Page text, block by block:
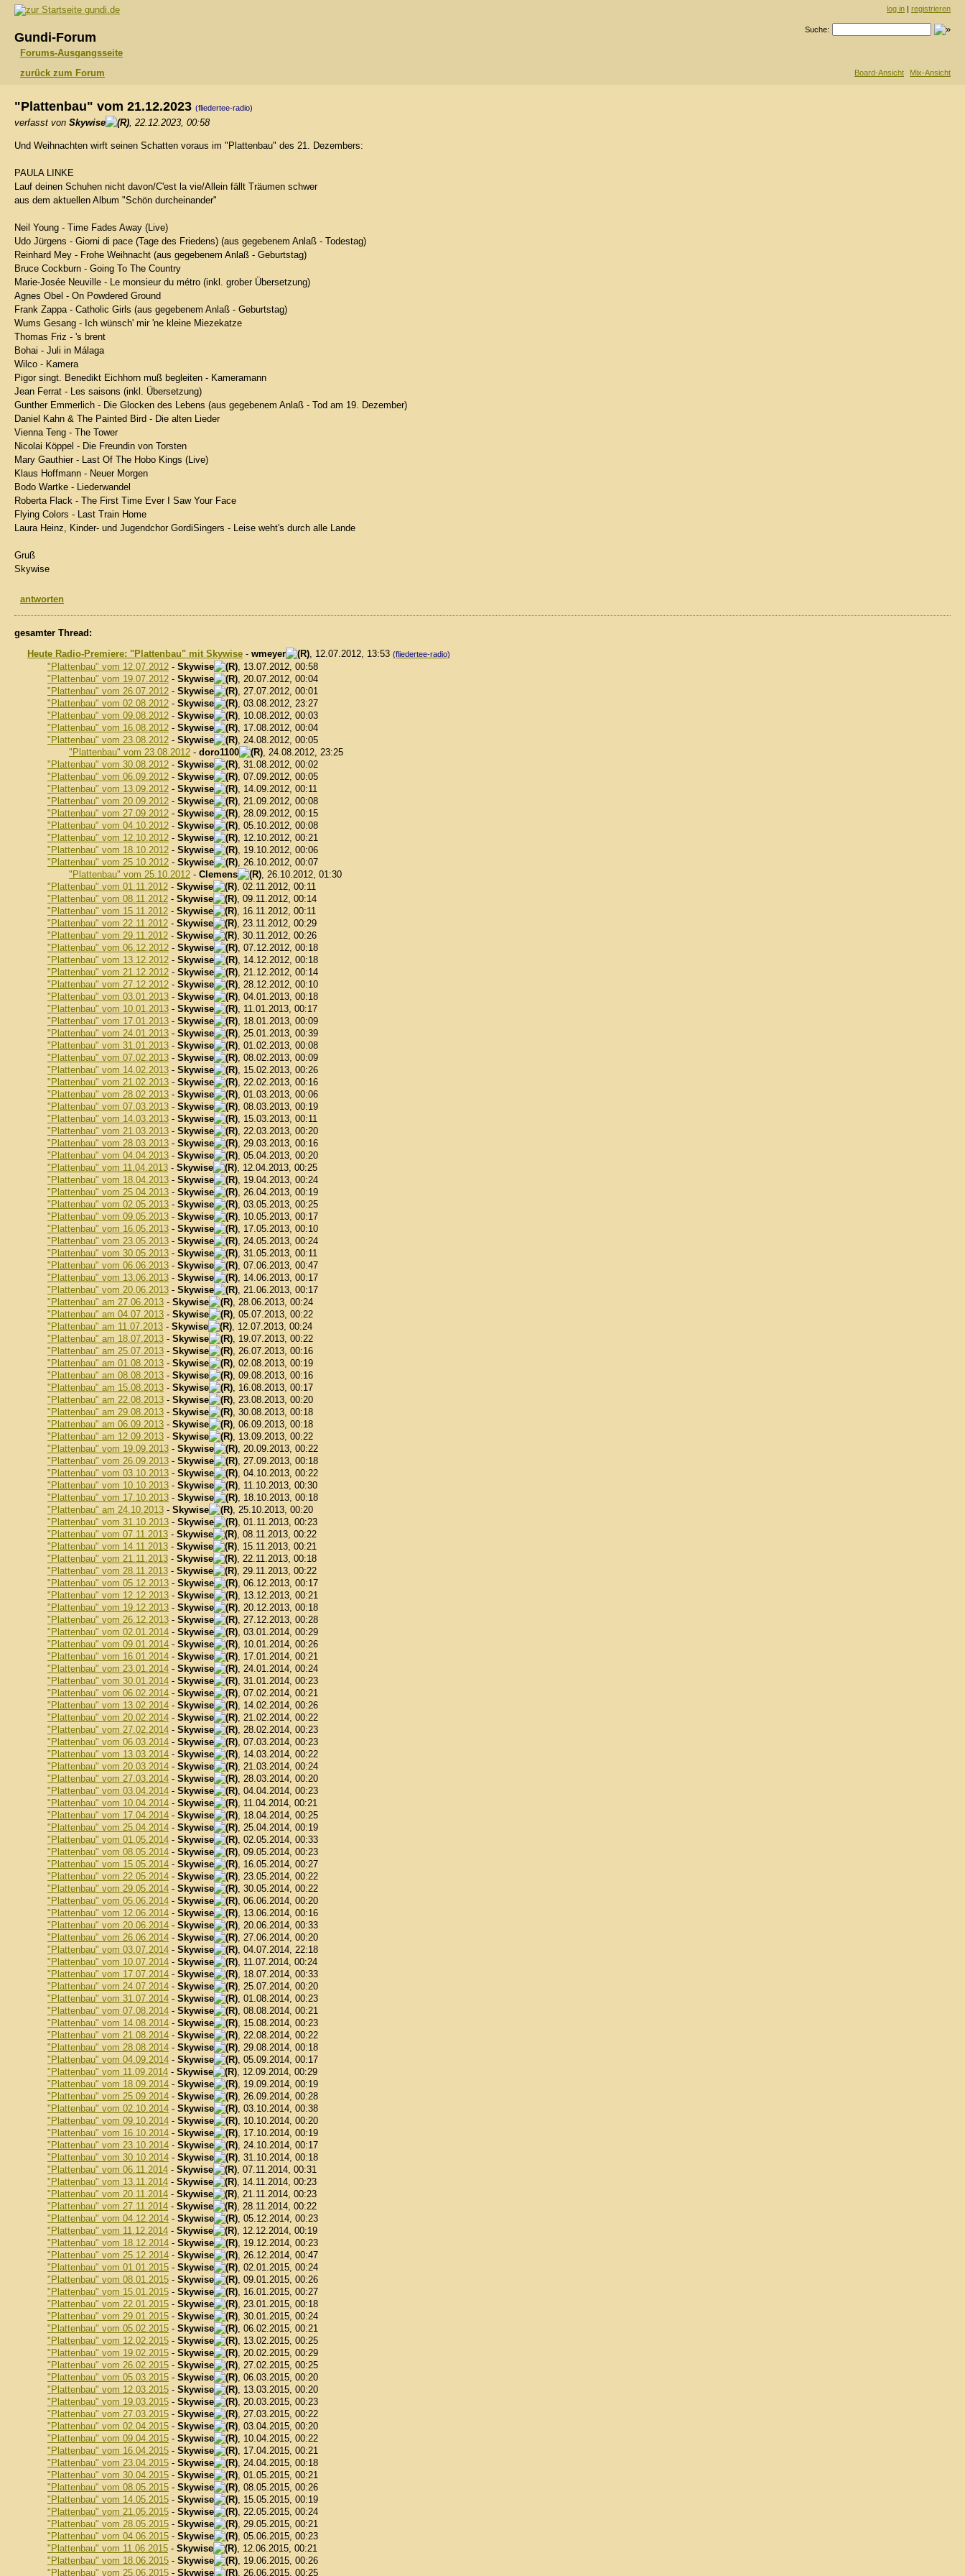
gundi.de
Gundi-Forum
Forums-Ausgangsseite
log in | registrieren
Suche:
zurück zum Forum Board-Ansicht Mix-Ansicht
"Plattenbau" vom 21.12.2023 (fliedertee-radio)
verfasst von Skywise , 22.12.2023, 00:58
Und Weihnachten wirft seinen Schatten voraus im "Plattenbau" des 21. Dezembers:
PAULA LINKE
Lauf deinen Schuhen nicht davon/C'est la vie/Allein fällt Träumen schwer
aus dem aktuellen Album "Schön durcheinander"
Neil Young - Time Fades Away (Live)
Udo Jürgens - Giorni di pace (Tage des Friedens) (aus gegebenem Anlaß - Todestag)
Reinhard Mey - Frohe Weihnacht (aus gegebenem Anlaß - Geburtstag)
Bruce Cockburn - Going To The Country
Marie-Josée Neuville - Le monsieur du métro (inkl. grober Übersetzung)
Agnes Obel - On Powdered Ground
Frank Zappa - Catholic Girls (aus gegebenem Anlaß - Geburtstag)
Wums Gesang - Ich wünsch' mir 'ne kleine Miezekatze
Thomas Friz - 's brent
Bohai - Juli in Málaga
Wilco - Kamera
Pigor singt. Benedikt Eichhorn muß begleiten - Kameramann
Jean Ferrat - Les saisons (inkl. Übersetzung)
Gunther Emmerlich - Die Glocken des Lebens (aus gegebenem Anlaß - Tod am 19. Dezember)
Daniel Kahn & The Painted Bird - Die alten Lieder
Vienna Teng - The Tower
Nicolai Köppel - Die Freundin von Torsten
Mary Gauthier - Last Of The Hobo Kings (Live)
Klaus Hoffmann - Neuer Morgen
Bodo Wartke - Liederwandel
Roberta Flack - The First Time Ever I Saw Your Face
Flying Colors - Last Train Home
Laura Heinz, Kinder- und Jugendchor GordiSingers - Leise weht's durch alle Lande
Gruß
Skywise
antworten
gesamter Thread:
Heute Radio-Premiere: "Plattenbau" mit Skywise - wmeyer , 12.07.2012, 13:53 (fliedertee-radio)
"Plattenbau" vom 12.07.2012 - Skywise
, 13.07.2012, 00:58
"Plattenbau" vom 19.07.2012 - Skywise
, 20.07.2012, 00:04
"Plattenbau" vom 26.07.2012 - Skywise
, 27.07.2012, 00:01
"Plattenbau" vom 02.08.2012 - Skywise
, 03.08.2012, 23:27
"Plattenbau" vom 09.08.2012 - Skywise
, 10.08.2012, 00:03
"Plattenbau" vom 16.08.2012 - Skywise
, 17.08.2012, 00:04
"Plattenbau" vom 23.08.2012 - Skywise
, 24.08.2012, 00:05
"Plattenbau" vom 23.08.2012 - doro1100
, 24.08.2012, 23:25
"Plattenbau" vom 30.08.2012 - Skywise
, 31.08.2012, 00:02
"Plattenbau" vom 06.09.2012 - Skywise
, 07.09.2012, 00:05
"Plattenbau" vom 13.09.2012 - Skywise
, 14.09.2012, 00:11
"Plattenbau" vom 20.09.2012 - Skywise
, 21.09.2012, 00:08
"Plattenbau" vom 27.09.2012 - Skywise
, 28.09.2012, 00:15
"Plattenbau" vom 04.10.2012 - Skywise
, 05.10.2012, 00:08
"Plattenbau" vom 12.10.2012 - Skywise
, 12.10.2012, 00:21
"Plattenbau" vom 18.10.2012 - Skywise
, 19.10.2012, 00:06
"Plattenbau" vom 25.10.2012 - Skywise
, 26.10.2012, 00:07
"Plattenbau" vom 25.10.2012 - Clemens
, 26.10.2012, 01:30
"Plattenbau" vom 01.11.2012 - Skywise
, 02.11.2012, 00:11
"Plattenbau" vom 08.11.2012 - Skywise
, 09.11.2012, 00:14
"Plattenbau" vom 15.11.2012 - Skywise
, 16.11.2012, 00:11
"Plattenbau" vom 22.11.2012 - Skywise
, 23.11.2012, 00:29
"Plattenbau" vom 29.11.2012 - Skywise
, 30.11.2012, 00:26
"Plattenbau" vom 06.12.2012 - Skywise
, 07.12.2012, 00:18
"Plattenbau" vom 13.12.2012 - Skywise
, 14.12.2012, 00:18
"Plattenbau" vom 21.12.2012 - Skywise
, 21.12.2012, 00:14
"Plattenbau" vom 27.12.2012 - Skywise
, 28.12.2012, 00:10
"Plattenbau" vom 03.01.2013 - Skywise
, 04.01.2013, 00:18
"Plattenbau" vom 10.01.2013 - Skywise
, 11.01.2013, 00:17
"Plattenbau" vom 17.01.2013 - Skywise
, 18.01.2013, 00:09
"Plattenbau" vom 24.01.2013 - Skywise
, 25.01.2013, 00:39
"Plattenbau" vom 31.01.2013 - Skywise
, 01.02.2013, 00:08
"Plattenbau" vom 07.02.2013 - Skywise
, 08.02.2013, 00:09
"Plattenbau" vom 14.02.2013 - Skywise
, 15.02.2013, 00:26
"Plattenbau" vom 21.02.2013 - Skywise
, 22.02.2013, 00:16
"Plattenbau" vom 28.02.2013 - Skywise
, 01.03.2013, 00:06
"Plattenbau" vom 07.03.2013 - Skywise
, 08.03.2013, 00:19
"Plattenbau" vom 14.03.2013 - Skywise
, 15.03.2013, 00:11
"Plattenbau" vom 21.03.2013 - Skywise
, 22.03.2013, 00:20
"Plattenbau" vom 28.03.2013 - Skywise
, 29.03.2013, 00:16
"Plattenbau" vom 04.04.2013 - Skywise
, 05.04.2013, 00:20
"Plattenbau" vom 11.04.2013 - Skywise
, 12.04.2013, 00:25
"Plattenbau" vom 18.04.2013 - Skywise
, 19.04.2013, 00:24
"Plattenbau" vom 25.04.2013 - Skywise
, 26.04.2013, 00:19
"Plattenbau" vom 02.05.2013 - Skywise
, 03.05.2013, 00:25
"Plattenbau" vom 09.05.2013 - Skywise
, 10.05.2013, 00:17
"Plattenbau" vom 16.05.2013 - Skywise
, 17.05.2013, 00:10
"Plattenbau" vom 23.05.2013 - Skywise
, 24.05.2013, 00:24
"Plattenbau" vom 30.05.2013 - Skywise
, 31.05.2013, 00:11
"Plattenbau" vom 06.06.2013 - Skywise
, 07.06.2013, 00:47
"Plattenbau" vom 13.06.2013 - Skywise
, 14.06.2013, 00:17
"Plattenbau" vom 20.06.2013 - Skywise
, 21.06.2013, 00:17
"Plattenbau" am 27.06.2013 - Skywise
, 28.06.2013, 00:24
"Plattenbau" am 04.07.2013 - Skywise
, 05.07.2013, 00:22
"Plattenbau" am 11.07.2013 - Skywise
, 12.07.2013, 00:24
"Plattenbau" am 18.07.2013 - Skywise
, 19.07.2013, 00:22
"Plattenbau" am 25.07.2013 - Skywise
, 26.07.2013, 00:16
"Plattenbau" am 01.08.2013 - Skywise
, 02.08.2013, 00:19
"Plattenbau" am 08.08.2013 - Skywise
, 09.08.2013, 00:16
"Plattenbau" am 15.08.2013 - Skywise
, 16.08.2013, 00:17
"Plattenbau" am 22.08.2013 - Skywise
, 23.08.2013, 00:20
"Plattenbau" am 29.08.2013 - Skywise
, 30.08.2013, 00:18
"Plattenbau" am 06.09.2013 - Skywise
, 06.09.2013, 00:18
"Plattenbau" am 12.09.2013 - Skywise
, 13.09.2013, 00:22
"Plattenbau" vom 19.09.2013 - Skywise
, 20.09.2013, 00:22
"Plattenbau" vom 26.09.2013 - Skywise
, 27.09.2013, 00:18
"Plattenbau" vom 03.10.2013 - Skywise
, 04.10.2013, 00:22
"Plattenbau" vom 10.10.2013 - Skywise
, 11.10.2013, 00:30
"Plattenbau" vom 17.10.2013 - Skywise
, 18.10.2013, 00:18
"Plattenbau" am 24.10.2013 - Skywise
, 25.10.2013, 00:20
"Plattenbau" vom 31.10.2013 - Skywise
, 01.11.2013, 00:23
"Plattenbau" vom 07.11.2013 - Skywise
, 08.11.2013, 00:22
"Plattenbau" vom 14.11.2013 - Skywise
, 15.11.2013, 00:21
"Plattenbau" vom 21.11.2013 - Skywise
, 22.11.2013, 00:18
"Plattenbau" vom 28.11.2013 - Skywise
, 29.11.2013, 00:22
"Plattenbau" vom 05.12.2013 - Skywise
, 06.12.2013, 00:17
"Plattenbau" vom 12.12.2013 - Skywise
, 13.12.2013, 00:21
"Plattenbau" vom 19.12.2013 - Skywise
, 20.12.2013, 00:18
"Plattenbau" vom 26.12.2013 - Skywise
, 27.12.2013, 00:28
"Plattenbau" vom 02.01.2014 - Skywise
, 03.01.2014, 00:29
"Plattenbau" vom 09.01.2014 - Skywise
, 10.01.2014, 00:26
"Plattenbau" vom 16.01.2014 - Skywise
, 17.01.2014, 00:21
"Plattenbau" vom 23.01.2014 - Skywise
, 24.01.2014, 00:24
"Plattenbau" vom 30.01.2014 - Skywise
, 31.01.2014, 00:23
"Plattenbau" vom 06.02.2014 - Skywise
, 07.02.2014, 00:21
"Plattenbau" vom 13.02.2014 - Skywise
, 14.02.2014, 00:26
"Plattenbau" vom 20.02.2014 - Skywise
, 21.02.2014, 00:22
"Plattenbau" vom 27.02.2014 - Skywise
, 28.02.2014, 00:23
"Plattenbau" vom 06.03.2014 - Skywise
, 07.03.2014, 00:23
"Plattenbau" vom 13.03.2014 - Skywise
, 14.03.2014, 00:22
"Plattenbau" vom 20.03.2014 - Skywise
, 21.03.2014, 00:24
"Plattenbau" vom 27.03.2014 - Skywise
, 28.03.2014, 00:20
"Plattenbau" vom 03.04.2014 - Skywise
, 04.04.2014, 00:23
"Plattenbau" vom 10.04.2014 - Skywise
, 11.04.2014, 00:21
"Plattenbau" vom 17.04.2014 - Skywise
, 18.04.2014, 00:25
"Plattenbau" vom 25.04.2014 - Skywise
, 25.04.2014, 00:19
"Plattenbau" vom 01.05.2014 - Skywise
, 02.05.2014, 00:33
"Plattenbau" vom 08.05.2014 - Skywise
, 09.05.2014, 00:23
"Plattenbau" vom 15.05.2014 - Skywise
, 16.05.2014, 00:27
"Plattenbau" vom 22.05.2014 - Skywise
, 23.05.2014, 00:22
"Plattenbau" vom 29.05.2014 - Skywise
, 30.05.2014, 00:22
"Plattenbau" vom 05.06.2014 - Skywise
, 06.06.2014, 00:20
"Plattenbau" vom 12.06.2014 - Skywise
, 13.06.2014, 00:16
"Plattenbau" vom 20.06.2014 - Skywise
, 20.06.2014, 00:33
"Plattenbau" vom 26.06.2014 - Skywise
, 27.06.2014, 00:20
"Plattenbau" vom 03.07.2014 - Skywise
, 04.07.2014, 22:18
"Plattenbau" vom 10.07.2014 - Skywise
, 11.07.2014, 00:24
"Plattenbau" vom 17.07.2014 - Skywise
, 18.07.2014, 00:33
"Plattenbau" vom 24.07.2014 - Skywise
, 25.07.2014, 00:20
"Plattenbau" vom 31.07.2014 - Skywise
, 01.08.2014, 00:23
"Plattenbau" vom 07.08.2014 - Skywise
, 08.08.2014, 00:21
"Plattenbau" vom 14.08.2014 - Skywise
, 15.08.2014, 00:23
"Plattenbau" vom 21.08.2014 - Skywise
, 22.08.2014, 00:22
"Plattenbau" vom 28.08.2014 - Skywise
, 29.08.2014, 00:18
"Plattenbau" vom 04.09.2014 - Skywise
, 05.09.2014, 00:17
"Plattenbau" vom 11.09.2014 - Skywise
, 12.09.2014, 00:29
"Plattenbau" vom 18.09.2014 - Skywise
, 19.09.2014, 00:19
"Plattenbau" vom 25.09.2014 - Skywise
, 26.09.2014, 00:28
"Plattenbau" vom 02.10.2014 - Skywise
, 03.10.2014, 00:38
"Plattenbau" vom 09.10.2014 - Skywise
, 10.10.2014, 00:20
"Plattenbau" vom 16.10.2014 - Skywise
, 17.10.2014, 00:19
"Plattenbau" vom 23.10.2014 - Skywise
, 24.10.2014, 00:17
"Plattenbau" vom 30.10.2014 - Skywise
, 31.10.2014, 00:18
"Plattenbau" vom 06.11.2014 - Skywise
, 07.11.2014, 00:31
"Plattenbau" vom 13.11.2014 - Skywise
, 14.11.2014, 00:23
"Plattenbau" vom 20.11.2014 - Skywise
, 21.11.2014, 00:23
"Plattenbau" vom 27.11.2014 - Skywise
, 28.11.2014, 00:22
"Plattenbau" vom 04.12.2014 - Skywise
, 05.12.2014, 00:23
"Plattenbau" vom 11.12.2014 - Skywise
, 12.12.2014, 00:19
"Plattenbau" vom 18.12.2014 - Skywise
, 19.12.2014, 00:23
"Plattenbau" vom 25.12.2014 - Skywise
, 26.12.2014, 00:47
"Plattenbau" vom 01.01.2015 - Skywise
, 02.01.2015, 00:24
"Plattenbau" vom 08.01.2015 - Skywise
, 09.01.2015, 00:26
"Plattenbau" vom 15.01.2015 - Skywise
, 16.01.2015, 00:27
"Plattenbau" vom 22.01.2015 - Skywise
, 23.01.2015, 00:18
"Plattenbau" vom 29.01.2015 - Skywise
, 30.01.2015, 00:24
"Plattenbau" vom 05.02.2015 - Skywise
, 06.02.2015, 00:21
"Plattenbau" vom 12.02.2015 - Skywise
, 13.02.2015, 00:25
"Plattenbau" vom 19.02.2015 - Skywise
, 20.02.2015, 00:29
"Plattenbau" vom 26.02.2015 - Skywise
, 27.02.2015, 00:25
"Plattenbau" vom 05.03.2015 - Skywise
, 06.03.2015, 00:20
"Plattenbau" vom 12.03.2015 - Skywise
, 13.03.2015, 00:20
"Plattenbau" vom 19.03.2015 - Skywise
, 20.03.2015, 00:23
"Plattenbau" vom 27.03.2015 - Skywise
, 27.03.2015, 00:22
"Plattenbau" vom 02.04.2015 - Skywise
, 03.04.2015, 00:20
"Plattenbau" vom 09.04.2015 - Skywise
, 10.04.2015, 00:22
"Plattenbau" vom 16.04.2015 - Skywise
, 17.04.2015, 00:21
"Plattenbau" vom 23.04.2015 - Skywise
, 24.04.2015, 00:18
"Plattenbau" vom 30.04.2015 - Skywise
, 01.05.2015, 00:21
"Plattenbau" vom 08.05.2015 - Skywise
, 08.05.2015, 00:26
"Plattenbau" vom 14.05.2015 - Skywise
, 15.05.2015, 00:19
"Plattenbau" vom 21.05.2015 - Skywise
, 22.05.2015, 00:24
"Plattenbau" vom 28.05.2015 - Skywise
, 29.05.2015, 00:21
"Plattenbau" vom 04.06.2015 - Skywise
, 05.06.2015, 00:23
"Plattenbau" vom 11.06.2015 - Skywise
, 12.06.2015, 00:21
"Plattenbau" vom 18.06.2015 - Skywise
, 19.06.2015, 00:26
"Plattenbau" vom 25.06.2015 - Skywise , 26.06.2015, 00:25